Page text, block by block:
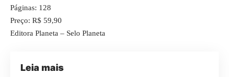
Páginas: 128
Preço: R$ 59,90
Editora Planeta – Selo Planeta
Leia mais